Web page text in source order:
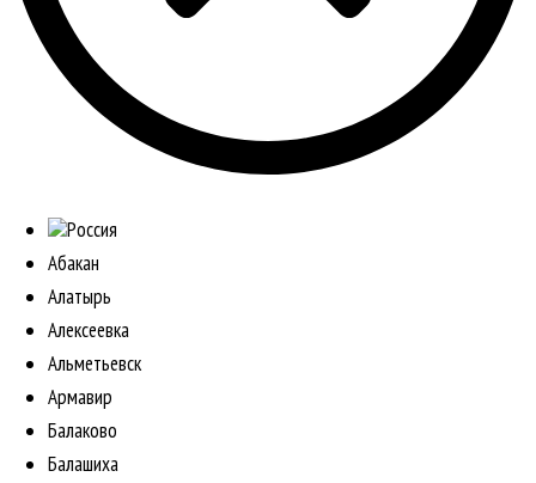
Россия
Абакан
Алатырь
Алексеевка
Альметьевск
Армавир
Балаково
Балашиха